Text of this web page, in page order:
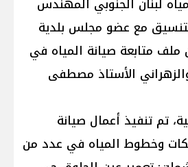
مع عضو مجلس بلدية
متابعة صيانة المياه في
الأستاذ مصطفى
تم تنفيذ أعمال صيانة
وخطوط المياه في عدد من